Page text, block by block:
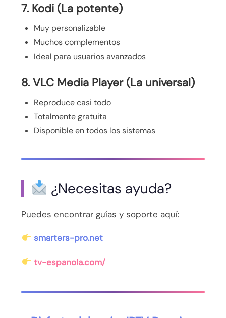
7. Kodi (La potente)
Muy personalizable
Muchos complementos
Ideal para usuarios avanzados
8. VLC Media Player (La universal)
Reproduce casi todo
Totalmente gratuita
Disponible en todos los sistemas
¿Necesitas ayuda?
Puedes encontrar guías y soporte aquí:
smarters-pro.net
tv-espanola.com/